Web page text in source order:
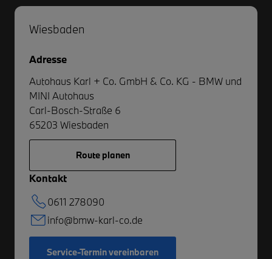
Wiesbaden
Adresse
Autohaus Karl + Co. GmbH & Co. KG - BMW und
MINI Autohaus
Carl-Bosch-Straße 6
65203 Wiesbaden
Route planen
Kontakt
0611 278090
info@bmw-karl-co.de
Service-Termin vereinbaren